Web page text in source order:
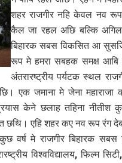
शहर राजगीर नहि केवल नव
कैल जा रहल अछि बल्कि
बिहारक सबस विकसित आ
रूप मे हमरा सबहक समक्ष आबि
अंतरारष्ट्रीय पर्यटक स्थल
एक जमाना मे जेना महाराजा
केने छलाह तहिना नीतीश
छथि। एहि शहर कए नव रूप रंग
वर्ष मे राजगीर बिहारक
विश्वविद्यालय, फिल्म